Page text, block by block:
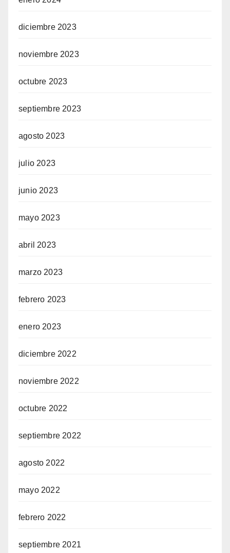
diciembre 2023
noviembre 2023
octubre 2023
septiembre 2023
agosto 2023
julio 2023
junio 2023
mayo 2023
abril 2023
marzo 2023
febrero 2023
enero 2023
diciembre 2022
noviembre 2022
octubre 2022
septiembre 2022
agosto 2022
mayo 2022
febrero 2022
septiembre 2021